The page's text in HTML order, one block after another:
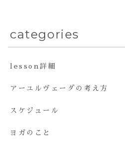
categories
lesson詳細
アーユルヴェーダの考え方
スケジュール
ヨガのこと